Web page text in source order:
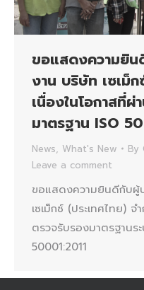
ขอแสดงความยิน
งาน บริษัท เซเม็
เนื่องในโอกาสที่ผ่
มาตรฐาน ISO
News, What's New By
Leave a comment
ขอแสดงความยินดีกับผู้
เซเม็กซ์ (ประเทศไทย)
ตรวจรับรองมาตรฐานร
50001:2011